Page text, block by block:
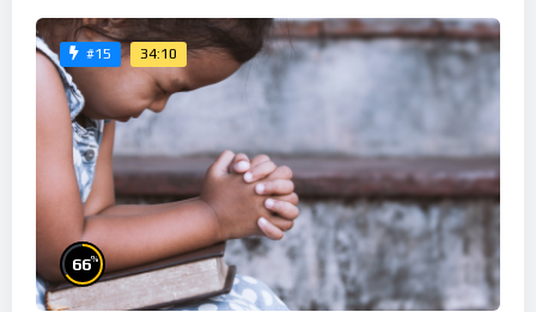
#15 34:10
66%